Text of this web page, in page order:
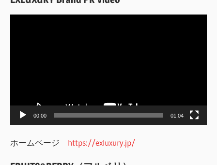
ー
00:00 01:04
ホームページ https://exluxury.jp/